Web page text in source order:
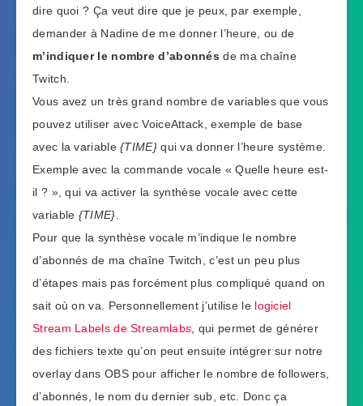
dire quoi ? Ça veut dire que je peux, par exemple,
demander à Nadine de me donner l’heure, ou de
m’indiquer le nombre d’abonnés de ma chaîne
Twitch.
Vous avez un très grand nombre de variables que vous
pouvez utiliser avec VoiceAttack, exemple de base
avec la variable{TIME}qui va donner l’heure système.
Exemple avec la commande vocale « Quelle heure est-
il ? », qui va activer la synthèse vocale avec cette
variable {TIME}
Pour que la synthèse vocale m’indique le nombre
d’abonnés de ma chaîne Twitch, c’est un peu plus
d’étapes mais pas forcément plus compliqué quand on
sait où on va. Personnellement j’utilise le logiciel
Stream Labels de Streamlabs , qui permet de générer
des fichiers texte qu’on peut ensuite intégrer sur notre
overlay dans OBS pour afficher le nombre de followers,
d’abonnés, le nom du dernier sub, etc. Donc ça